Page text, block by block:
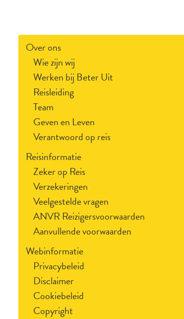
Over ons
Wie zijn wij
Werken bij Beter Uit
Reisleiding
Team
Geven en Leven
Verantwoord op reis
Reisinformatie
Zeker op Reis
Verzekeringen
Veelgestelde vragen
ANVR Reizigersvoorwaarden
Aanvullende voorwaarden
Webinformatie
Privacybeleid
Disclaimer
Cookiebeleid
Copyright